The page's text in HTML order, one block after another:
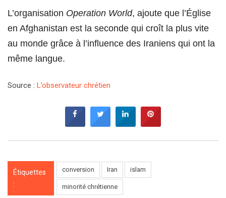
L’organisation Operation World, ajoute que l’Église
en Afghanistan est la seconde qui croît la plus vite
au monde grâce à l’influence des Iraniens qui ont la
même langue.
Source : L’observateur chrétien
Étiquettes
:
conversion Iran islam
minorité chrétienne